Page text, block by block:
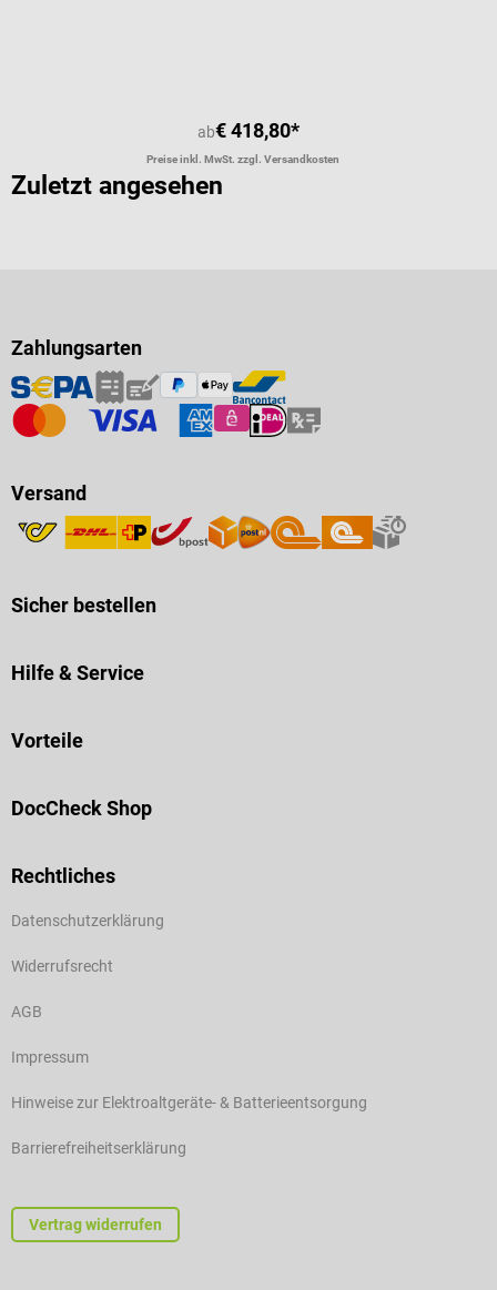
ab€ 418,80*
Preise inkl. MwSt. zzgl. Versandkosten
Zuletzt angesehen
Zahlungsarten
Versand
Sicher bestellen
Hilfe & Service
Vorteile
DocCheck Shop
Rechtliches
Datenschutzerklärung
Widerrufsrecht
AGB
Impressum
Hinweise zur Elektroaltgeräte- & Batterieentsorgung
Barrierefreiheitserklärung
Vertrag widerrufen